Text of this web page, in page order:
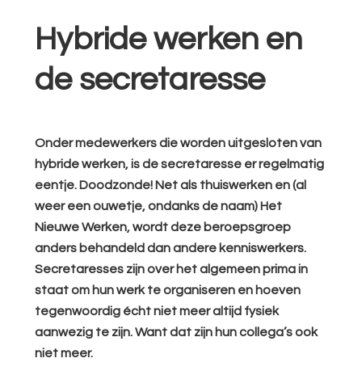
Hybride werken en
de secretaresse
Onder medewerkers die worden uitgesloten van
hybride werken, is de secretaresse er regelmatig
eentje. Doodzonde! Net als thuiswerken en (al
weer een ouwetje, ondanks de naam) Het
Nieuwe Werken, wordt deze beroepsgroep
anders behandeld dan andere kenniswerkers.
Secretaresses zijn over het algemeen prima in
staat om hun werk te organiseren en hoeven
tegenwoordig écht niet meer altijd fysiek
aanwezig te zijn. Want dat zijn hun collega’s ook
niet meer.